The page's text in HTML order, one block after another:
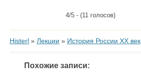
4/5 - (11 голосов)
Histerl » Лекции » История России XX век
Похожие записи: